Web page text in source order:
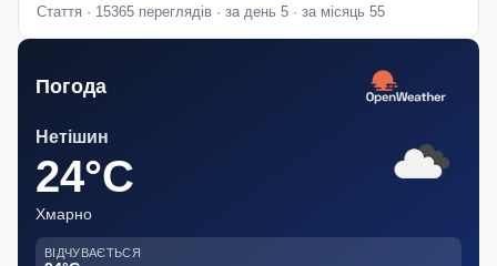
Стаття · 15365 переглядів · за день 5 · за місяць 55
Погода
Нетішин
24°C
Хмарно
ВІДЧУВАЄТЬСЯ